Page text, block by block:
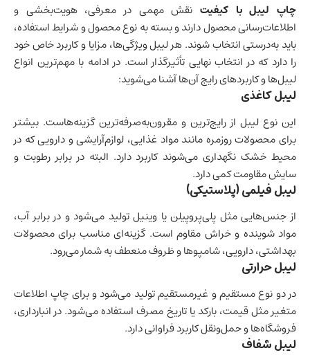
چاپ لیبل با کیفیت نقش مهمی در معرفی، هویت‌بخشی و
اطلاعات‌رسانی محصول دارند و بسته به نوع محصول و شرایط استفاده،
باید به‌درستی انتخاب شوند. هر لیبل ویژگی‌ها، مزایا و کاربرد خاص خود
را دارد که در انتخاب نهایی تأثیرگذار است. در ادامه با مهم‌ترین انواع
لیبل‌ها و کاربردهای رایج آن‌ها آشنا می‌شوید:
لیبل کاغذی
این نوع لیبل از رایج‌ترین و مقرون‌به‌صرفه‌ترین گزینه‌هاست. بیشتر
برای محصولات روزمره مانند مواد غذایی، لوازم‌آرایشی و دارویی که در
محیط خشک نگهداری می‌شوند کاربرد دارد. البته در برابر رطوبت و
سایش مقاومت کمی دارد.
لیبل فیلمی (پلاستیکی)
از جنس‌هایی مثل پلی‌پروپیلن یا وینیل تولید می‌شود و در برابر آب،
مواد شوینده و خراش مقاوم است. گزینه‌ای مناسب برای محصولات
بهداشتی، دارویی، شامپوها و ظروف منعطف به شمار می‌رود.
لیبل حرارتی
در دو نوع مستقیم و غیرمستقیم تولید می‌شود و برای چاپ اطلاعات
متغیر مثل قیمت، بارکد یا تاریخ مصرف استفاده می‌شود. در انبارداری،
فروشگاه‌ها و حمل‌ونقل کاربرد فراوانی دارد.
لیبل شفاف